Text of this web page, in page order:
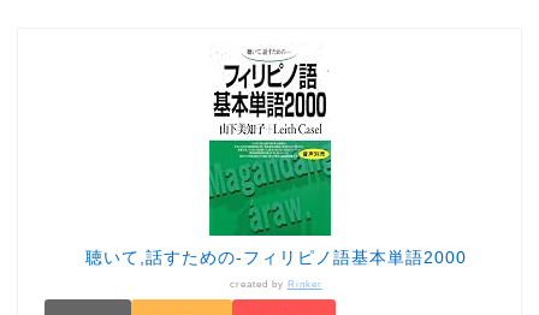
聴いて,話すための-フィリピノ語基本単語2000
created by Rinker